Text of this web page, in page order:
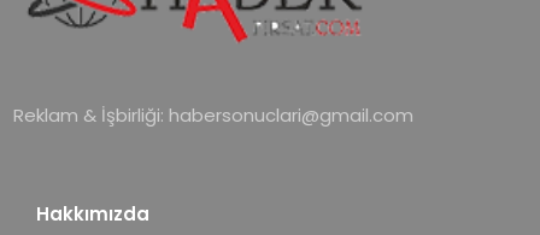
Reklam & İşbirliği: habersonuclari@gmail.com
Hakkımızda